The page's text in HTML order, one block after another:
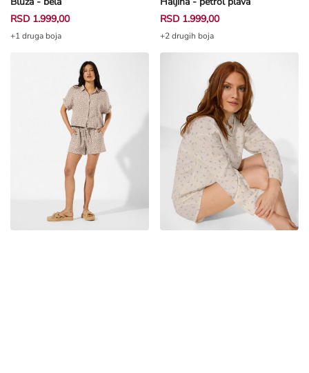
RSD 1.999,00
+1 druga boja
RSD 1.999,00
+2 drugih boja